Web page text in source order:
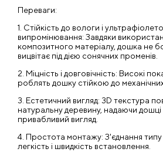
Переваги:
1. Стійкість до вологи і
випромінювання: Завдяки
композитного матеріалу, дошка не
вицвітає під дією сонячних променів.
2. Міцність і довговічність: Високі
роблять дошку стійкою до
3. Естетичний вигляд: 3D текстура
натуральну деревину, надаючи дошці
привабливий вигляд.
4. Простота монтажу: З'єднання типу
легкість і швидкість встановлення.